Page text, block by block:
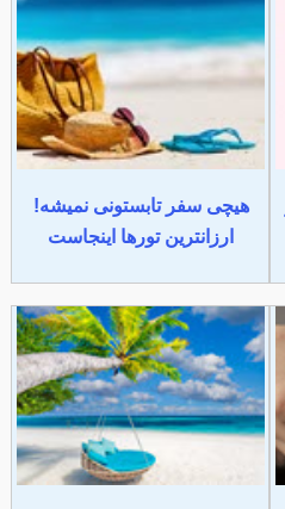
هیچی سفر تابستونی نمیشه!
ارزانترین تورها اینجاست